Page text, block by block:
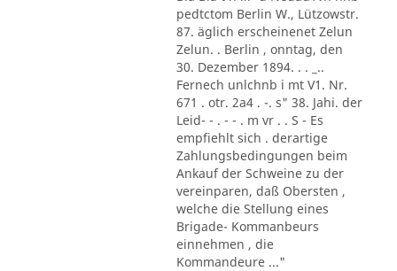
pedtctom Berlin W., Lützowstr.
87. äglich erscheinenet Zelun
Zelun. . Berlin , onntag, den
30. Dezember 1894. . . _..
Fernech unlchnb i mt V1. Nr.
671 . otr. 2a4 . -. s" 38. Jahi. der
Leid- - . - - . m vr . . S - Es
empfiehlt sich . derartige
Zahlungsbedingungen beim
Ankauf der Schweine zu der
vereinparen, daß Obersten ,
welche die Stellung eines
Brigade- Kommanbeurs
einnehmen , die
Kommandeure ..."